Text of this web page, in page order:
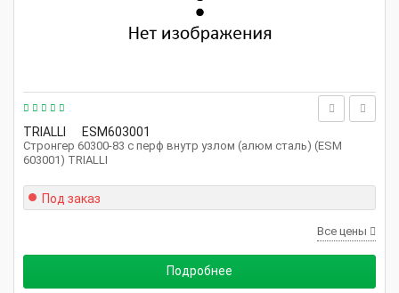
TRIALLI ESM603001
Стронгер 60300-83 с перф внутр узлом (алюм сталь) (ESM
603001) TRIALLI
Под заказ
Все цены
Подробнее